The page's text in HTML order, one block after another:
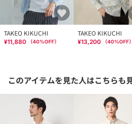
TAKEO KIKUCHI
¥11,880 （40%OFF）
TAKEO KIKUCHI
¥13,200 （40%OFF）